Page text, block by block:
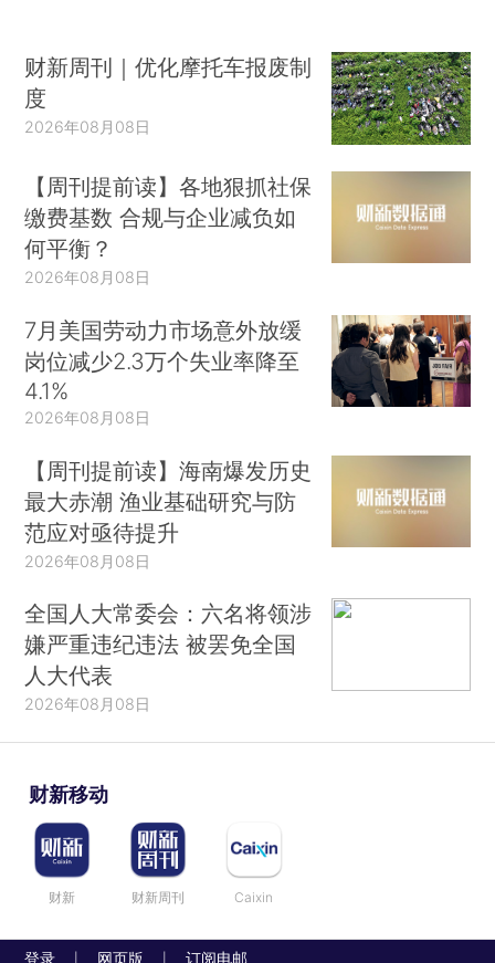
财新周刊｜优化摩托车报废制
度
2026年08月08日
【周刊提前读】各地狠抓社保
缴费基数 合规与企业减负如
何平衡？
2026年08月08日
7月美国劳动力市场意外放缓
岗位减少2.3万个失业率降至
4.1%
2026年08月08日
【周刊提前读】海南爆发历史
最大赤潮 渔业基础研究与防
范应对亟待提升
2026年08月08日
全国人大常委会：六名将领涉
嫌严重违纪违法 被罢免全国
人大代表
2026年08月08日
财新移动
财新 财新周刊 Caixin
登录 网页版 订阅电邮